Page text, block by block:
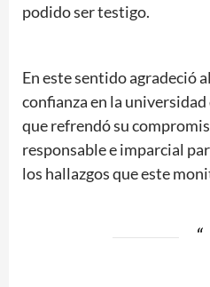
podido ser testigo.
En este sentido agradeció
confianza en la universidad
que refrendó su
responsable e imparcial
los hallazgos que este